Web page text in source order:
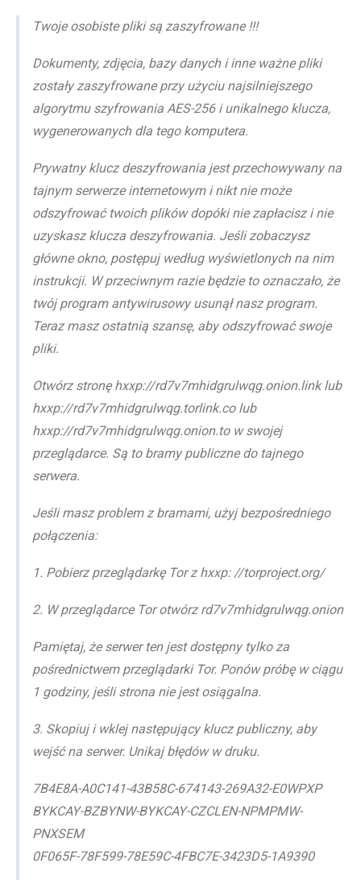
Twoje osobiste pliki są zaszyfrowane !!!
Dokumenty, zdjęcia, bazy danych i inne ważne pliki
zostały zaszyfrowane przy użyciu najsilniejszego
algorytmu szyfrowania AES-256 i unikalnego klucza,
wygenerowanych dla tego komputera.
Prywatny klucz deszyfrowania jest przechowywany na
tajnym serwerze internetowym i nikt nie może
odszyfrować twoich plików dopóki nie zapłacisz i nie
uzyskasz klucza deszyfrowania. Jeśli zobaczysz
główne okno, postępuj według wyświetlonych na nim
instrukcji. W przeciwnym razie będzie to oznaczało, że
twój program antywirusowy usunął nasz program.
Teraz masz ostatnią szansę, aby odszyfrować swoje
pliki.
Otwórz stronę hxxp://rd7v7mhidgrulwqg.onion.link lub
hxxp://rd7v7mhidgrulwqg.torlink.co lub
hxxp://rd7v7mhidgrulwqg.onion.to w swojej
przeglądarce. Są to bramy publiczne do tajnego
serwera.
Jeśli masz problem z bramami, użyj bezpośredniego
połączenia:
1. Pobierz przeglądarkę Tor z hxxp: //torproject.org/
2. W przeglądarce Tor otwórz rd7v7mhidgrulwqg.onion
Pamiętaj, że serwer ten jest dostępny tylko za
pośrednictwem przeglądarki Tor. Ponów próbę w ciągu
1 godziny, jeśli strona nie jest osiągalna.
3. Skopiuj i wklej następujący klucz publiczny, aby
wejść na serwer. Unikaj błędów w druku.
7B4E8A-A0C141-43B58C-674143-269A32-E0WPXP
BYKCAY-BZBYNW-BYKCAY-CZCLEN-NPMPMW-
PNXSEM
0F065F-78F599-78E59C-4FBC7E-3423D5-1A9390